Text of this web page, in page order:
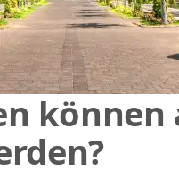
können